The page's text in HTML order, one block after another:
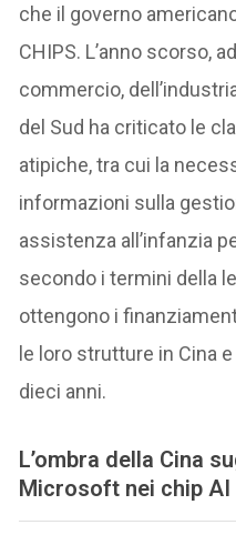
che il governo
CHIPS. L’anno scorso,
commercio,
del Sud ha criticato le
atipiche, tra cui la
informazioni sulla
assistenza all’infanzia
secondo i termini della
ottengono i
le loro strutture in Cina
dieci anni.
L’ombra della Cina
Microsoft nei chip AI